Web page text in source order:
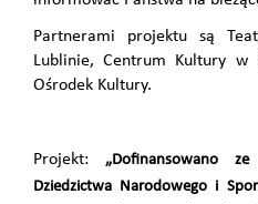
Partnerami projektu są
Lublinie, Centrum Kultury w
Ośrodek Kultury.
Projekt:„Dofinansowano
Dziedzictwa Narodowego i